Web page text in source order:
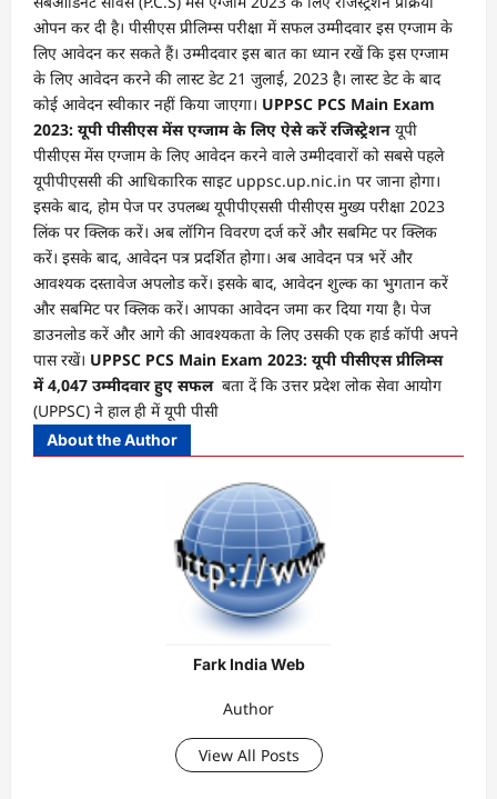
ओपन कर दी है। पीसीएस प्रीलिम्स परीक्षा में सफल उम्मीदवार इस एग्जाम के
लिए आवेदन कर सकते हैं। उम्मीदवार इस बात का ध्यान रखें कि इस एग्जाम
के लिए आवेदन करने की लास्ट डेट 21 जुलाई, 2023 है। लास्ट डेट के बाद
कोई आवेदन स्वीकार नहीं किया जाएगा। UPPSC PCS Main Exam
2023: यूपी पीसीएस मेंस एग्जाम के लिए ऐसे करें रजिस्ट्रेशन यूपी
पीसीएस मेंस एग्जाम के लिए आवेदन करने वाले उम्मीदवारों को सबसे पहले
यूपीपीएससी की आधिकारिक साइट uppsc.up.nic.in पर जाना होगा।
इसके बाद, होम पेज पर उपलब्ध यूपीपीएससी पीसीएस मुख्य परीक्षा 2023
लिंक पर क्लिक करें। अब लॉगिन विवरण दर्ज करें और सबमिट पर क्लिक
करें। इसके बाद, आवेदन पत्र प्रदर्शित होगा। अब आवेदन पत्र भरें और
आवश्यक दस्तावेज अपलोड करें। इसके बाद, आवेदन शुल्क का भुगतान करें
और सबमिट पर क्लिक करें। आपका आवेदन जमा कर दिया गया है। पेज
डाउनलोड करें और आगे की आवश्यकता के लिए उसकी एक हार्ड कॉपी अपने
पास रखें। UPPSC PCS Main Exam 2023: यूपी पीसीएस प्रीलिम्स
में 4,047 उम्मीदवार हुए सफल बता दें कि उत्तर प्रदेश लोक सेवा आयोग
(UPPSC) ने हाल ही में यूपी पीसी
About the Author
Fark India Web
Author
View All Posts